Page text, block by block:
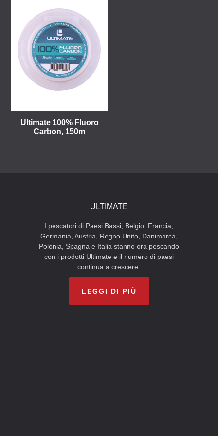
Ultimate 100% Fluoro
Carbon, 150m
ULTIMATE
I pescatori di Paesi Bassi, Belgio, Francia,
Germania, Austria, Regno Unito, Danimarca,
Polonia, Spagna e Italia stanno ora pescando
con i prodotti Ultimate e il numero di paesi
continua a crescere.
LEGGI DI PIÙ